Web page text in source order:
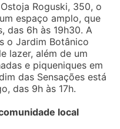
Roguski, 350, o
espaço amplo, que
das 6h às 19h30. A
o Jardim Botânico
lazer, além de um
e piqueniques em
das Sensações está
das 9h às 17h.
local